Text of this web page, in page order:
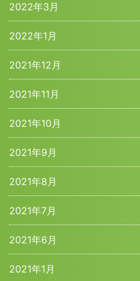
2022年3月
2022年1月
2021年12月
2021年11月
2021年10月
2021年9月
2021年8月
2021年7月
2021年6月
2021年1月